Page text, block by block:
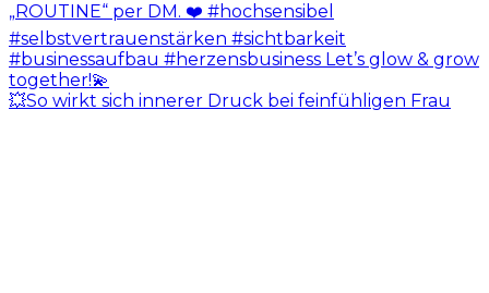
💥So wirkt sich innerer Druck bei feinfühligen Frau